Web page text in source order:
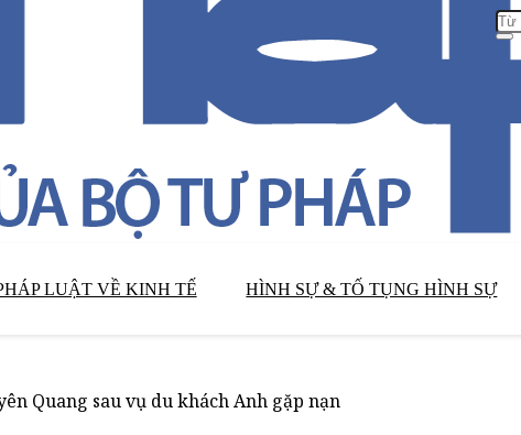
LUẬT VỀ KINH TẾ HÌNH SỰ & TỐ TỤNG HÌNH SỰ
Quang sau vụ du khách Anh gặp nạn